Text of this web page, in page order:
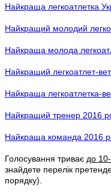
Найкраща легкоатлетка
Найкращий молодий
Найкраща молода
Найкращий легкоатлет-
Найкраща легкоатлетка-
Найкращий тренер 2016
Найкраща команда 2016
Голосування триває до
знайдете перелік
порядку).